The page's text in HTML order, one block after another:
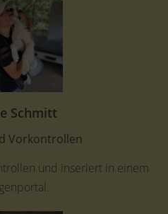
Schmitt
Vorkontrollen
und inseriert in einem